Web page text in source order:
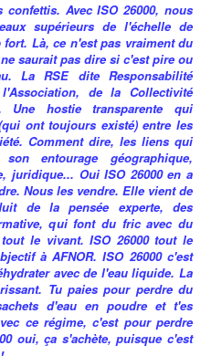
Avec ISO 26000, nous
supérieurs de l'échelle de
Là, ce n'est pas vraiment du
saurait pas dire si c'est pire ou
La RSE dite Responsabilité
de la Collectivité
Une hostie transparente qui
ont toujours existé) entre les
Comment dire, les liens qui
entourage géographique,
juridique... Oui ISO 26000 en a
Nous les vendre. Elle vient de
de la pensée experte, des
qui font du fric avec du
le vivant. ISO 26000 tout le
à AFNOR. ISO 26000 c'est
avec de l'eau liquide. La
Tu paies pour perdre du
d'eau en poudre et t'es
ce régime, c'est pour perdre
oui, ça s'achète, puisque c'est